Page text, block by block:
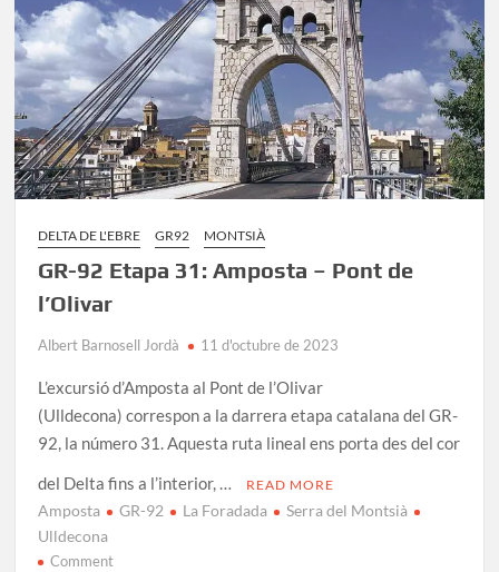
Amposta
DELTA DE L'EBRE GR92 MONTSIÀ
GR-92 Etapa 31: Amposta – Pont de
l’Olivar
Albert Barnosell Jordà 11 d'octubre de 2023
L’excursió d’Amposta al Pont de l’Olivar
(Ulldecona) correspon a la darrera etapa catalana del GR-
92, la número 31. Aquesta ruta lineal ens porta des del cor
del Delta fins a l’interior, …
READ MORE
Amposta GR-92 La Foradada
Serra del Montsià
Ulldecona
Commenton